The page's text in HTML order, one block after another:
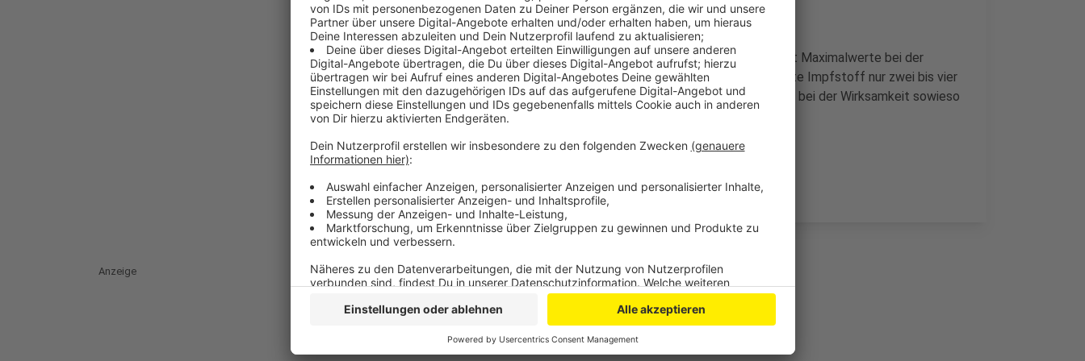
Ergebnis: Der Impfstoff wirkt gut. Alle Personen haben laut Stadt Maximalwerte bei der
Antikörperbildung. Leverkusens Amtsarzt sagt, dass der gespritzte Impfstoff nur zwei bis vier
Tage in der Haltbarkeit überschritten gewesen sei. Ein Puffer, der bei der Wirksamkeit sowieso
mit einberechnet würde.
Anzeige
Anzeige